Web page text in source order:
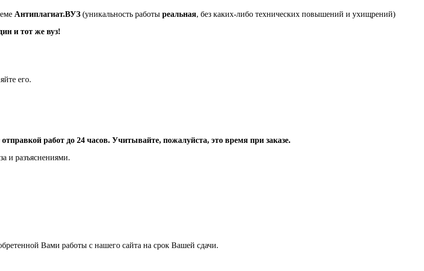
Антиплагиат.ВУЗ (уникальность работы реальная, без каких-либо технических повышений и ухищрений)
и тот же вуз!
его.
работ до 24 часов. Учитывайте, пожалуйста, это время при заказе.
и разъяснениями.
Вами работы с нашего сайта на срок Вашей сдачи.